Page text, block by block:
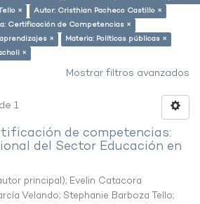
×
Autor: Cristhian Pacheco Castillo ×
Certificación de Competencias ×
×
Materia: Políticas públicas ×
×
Mostrar filtros avanzados
1
de competencias:
del Sector Educación en
principal); Evelin Catacora
Velando; Stephanie Barboza Tello;